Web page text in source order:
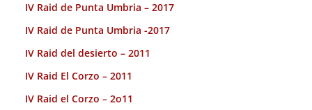
IV Raid de Punta Umbria – 2017
IV Raid de Punta Umbria -2017
IV Raid del desierto – 2011
IV Raid El Corzo – 2011
IV Raid el Corzo – 2o11